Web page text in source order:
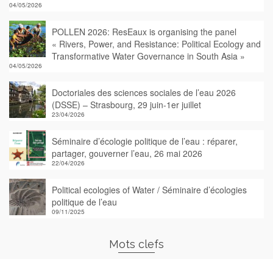
04/05/2026
POLLEN 2026: ResEaux is organising the panel
« Rivers, Power, and Resistance: Political Ecology and
Transformative Water Governance in South Asia »
04/05/2026
Doctoriales des sciences sociales de l’eau 2026
(DSSE) – Strasbourg, 29 juin-1er juillet
23/04/2026
Séminaire d’écologie politique de l’eau : réparer,
partager, gouverner l’eau, 26 mai 2026
22/04/2026
Political ecologies of Water / Séminaire d’écologies
politique de l’eau
09/11/2025
Mots clefs